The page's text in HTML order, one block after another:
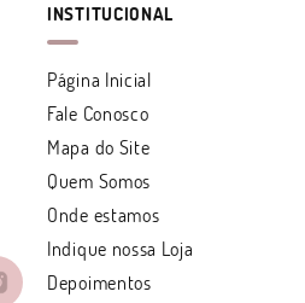
INSTITUCIONAL
Página Inicial
Fale Conosco
Mapa do Site
Quem Somos
Onde estamos
Indique nossa Loja
Depoimentos